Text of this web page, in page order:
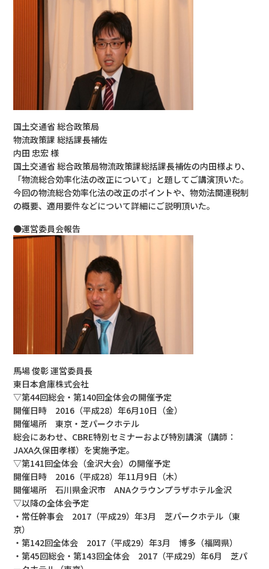
国土交通省 総合政策局
物流政策課 総括課長補佐
内田 忠宏 様
国土交通省 総合政策局物流政策課総括課長補佐の内田様より、
「物流総合効率化法の改正について」と題してご講演頂いた。
今回の物流総合効率化法の改正のポイントや、物効法関連税制
の概要、適用要件などについて詳細にご説明頂いた。
●運営委員会報告
馬場 俊彰 運営委員長
東日本倉庫株式会社
▽第44回総会・第140回全体会の開催予定
開催日時 2016（平成28）年6月10日（金）
開催場所 東京・芝パークホテル
総会にあわせ、CBRE特別セミナーおよび特別講演（講師：
JAXA久保田孝様）を実施予定。
▽第141回全体会（金沢大会）の開催予定
開催日時 2016（平成28）年11月9日（木）
開催場所 石川県金沢市 ANAクラウンプラザホテル金沢
▽以降の全体会予定
・常任幹事会 2017（平成29）年3月 芝パークホテル（東
京）
・第142回全体会 2017（平成29）年3月 博多（福岡県）
・第45回総会・第143回全体会 2017（平成29）年6月 芝パ